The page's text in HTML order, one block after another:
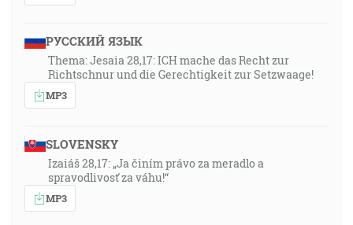
РУССКИЙ ЯЗЫК
Thema: Jesaia 28,17: ICH mache das Recht zur
Richtschnur und die Gerechtigkeit zur Setzwaage!
MP3
SLOVENSKY
Izaiáš 28,17: „Ja činím právo za meradlo a
spravodlivosť za váhu!“
MP3